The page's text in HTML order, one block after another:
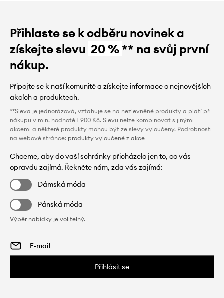
Přihlaste se k odběru novinek a
získejte slevu 20 %** na svůj první
nákup.
Připojte se k naší komunitě a získejte informace o nejnovějších
akcích a produktech.
**Sleva je jednorázová, vztahuje se na nezlevněné produkty a platí při
nákupu v min. hodnotě 1 900 Kč. Slevu nelze kombinovat s jinými
akcemi a některé produkty mohou být ze slevy vyloučeny. Podrobnosti
na webové stránce: produkty vyloučené z akce
Chceme, aby do vaší schránky přicházelo jen to, co vás
opravdu zajímá. Řekněte nám, zda vás zajímá:
Dámská móda
Pánská móda
Výběr nabídky je volitelný.
Přihlásit se